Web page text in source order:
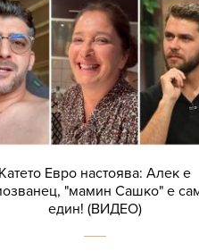
Катето Евро настоява: Алек е
"мамин Сашко" е
един! (ВИДЕО)